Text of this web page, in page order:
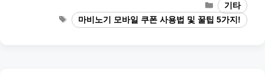
Categories
기타
Tags마비노기 모바일 쿠폰 사용법 및 꿀팁 5가지!